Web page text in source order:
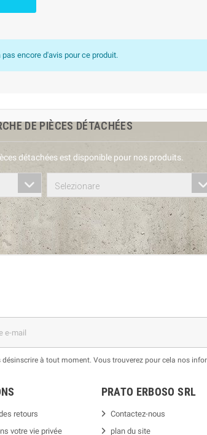
pas encore d'avis pour ce produit.
DE PIÈCES DÉTACHÉES
détachées est disponible pour nos produits.
Selezionare
désinscrire à tout moment. Vous trouverez pour cela nos
retours
votre vie privée
PRATO ERBOSOSRL
Contactez-nous
plan du site